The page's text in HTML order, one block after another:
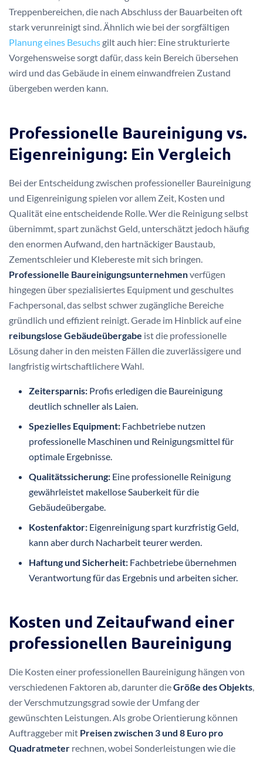
Treppenbereichen, die nach Abschluss der Bauarbeiten oft
stark verunreinigt sind. Ähnlich wie bei der sorgfältigen
Planung eines Besuchs gilt auch hier: Eine strukturierte
Vorgehensweise sorgt dafür, dass kein Bereich übersehen
wird und das Gebäude in einem einwandfreien Zustand
übergeben werden kann.
Professionelle Baureinigung vs.
Eigenreinigung: Ein Vergleich
Bei der Entscheidung zwischen professioneller Baureinigung
und Eigenreinigung spielen vor allem Zeit, Kosten und
Qualität eine entscheidende Rolle. Wer die Reinigung selbst
übernimmt, spart zunächst Geld, unterschätzt jedoch häufig
den enormen Aufwand, den hartnäckiger Baustaub,
Zementschleier und Klebereste mit sich bringen.
Professionelle Baureinigungsunternehmenverfügen
hingegen über spezialisiertes Equipment und geschultes
Fachpersonal, das selbst schwer zugängliche Bereiche
gründlich und effizient reinigt. Gerade im Hinblick auf eine
reibungslose Gebäudeübergabe ist die professionelle
Lösung daher in den meisten Fällen die zuverlässigere und
langfristig wirtschaftlichere Wahl.
Zeitersparnis: Profis erledigen die Baureinigung
deutlich schneller als Laien.
Spezielles Equipment: Fachbetriebe nutzen
professionelle Maschinen und Reinigungsmittel für
optimale Ergebnisse.
Qualitätssicherung: Eine professionelle Reinigung
gewährleistet makellose Sauberkeit für die
Gebäudeübergabe.
Kostenfaktor: Eigenreinigung spart kurzfristig Geld,
kann aber durch Nacharbeit teurer werden.
Haftung und Sicherheit: Fachbetriebe übernehmen
Verantwortung für das Ergebnis und arbeiten sicher.
Kosten und Zeitaufwand einer
professionellen Baureinigung
Die Kosten einer professionellen Baureinigung hängen von
verschiedenen Faktoren ab, darunter dieGröße des Objekts,
der Verschmutzungsgrad sowie der Umfang der
gewünschten Leistungen. Als grobe Orientierung können
Auftraggeber mit Preisen zwischen 3 und 8 Euro pro
Quadratmeter rechnen, wobei Sonderleistungen wie die